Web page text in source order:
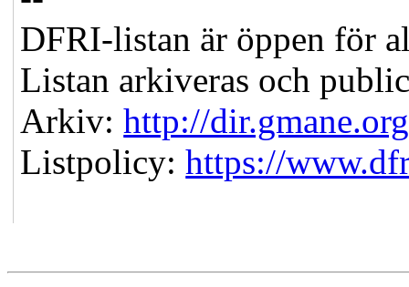
DFRI-listan är öppen för
Listan arkiveras och
Arkiv:http://
Listpolicy:https://